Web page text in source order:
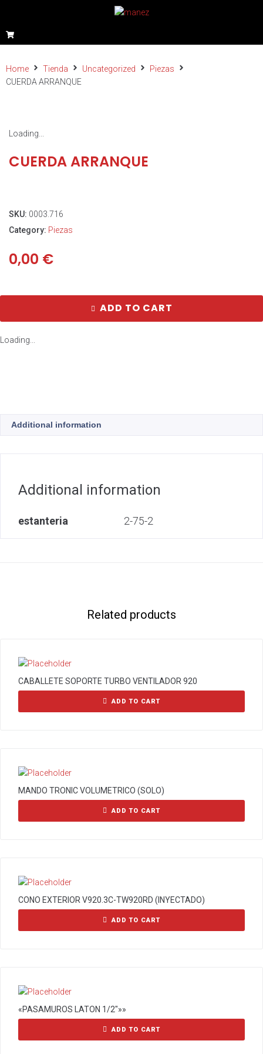
Home Tienda Uncategorized
Piezas
CUERDA ARRANQUE
Loading...
CUERDA ARRANQUE
SKU: 0003.716
Category: Piezas
0,00 €
ADD TO CART
Loading...
Additional information
Additional information
estanteria 2-75-2
Related products
CABALLETE SOPORTE TURBO VENTILADOR 920
ADD TO CART
MANDO TRONIC VOLUMETRICO (SOLO)
ADD TO CART
CONO EXTERIOR V920.3C-TW920RD (INYECTADO)
ADD TO CART
«PASAMUROS LATON 1/2″»»
ADD TO CART